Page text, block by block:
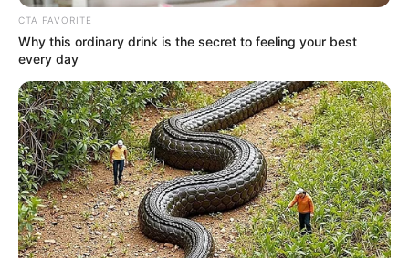
TAGS
CTA FAVORITE
Why this ordinary drink is the secret to feeling your best
every day